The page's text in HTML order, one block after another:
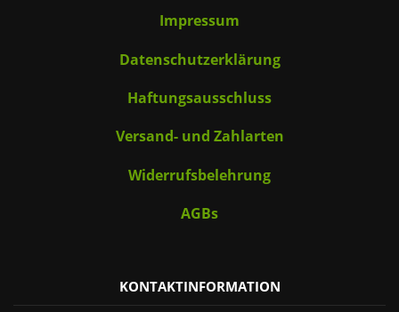
Impressum
Datenschutzerklärung
Haftungsausschluss
Versand- und Zahlarten
Widerrufsbelehrung
AGBs
KONTAKTINFORMATION